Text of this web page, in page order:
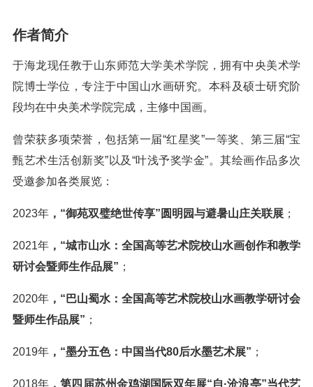
作者简介
于海龙现任教于山东师范大学美术学院，拥有中央美术学
院博士学位，专注于中国山水画研究。本科及硕士研究阶
段均在中央美术学院完成，主修中国画。
曾荣获多项荣誉，包括第一届“红星奖”一等奖、第三届“宝
甄艺术生活创新奖”以及“叶浅予奖学金”。其绘画作品多次
受邀参加各类展览：
2023年 ，“御苑双璧绝世传享”圆明园与避暑山庄关联展 ；
2021年 ，“城市山水：全国高等艺术院校山水画创作和教学
研讨会暨师生作品展” ；
2020年 ，“巴山蜀水：全国高等艺术院校山水画教学研讨会
暨师生作品展” ；
2019年 ，“墨分五色：中国当代80后水墨艺术展” ；
2018年 ，第四届苏州金鸡湖国际双年展“自·沧浪亭”当代艺